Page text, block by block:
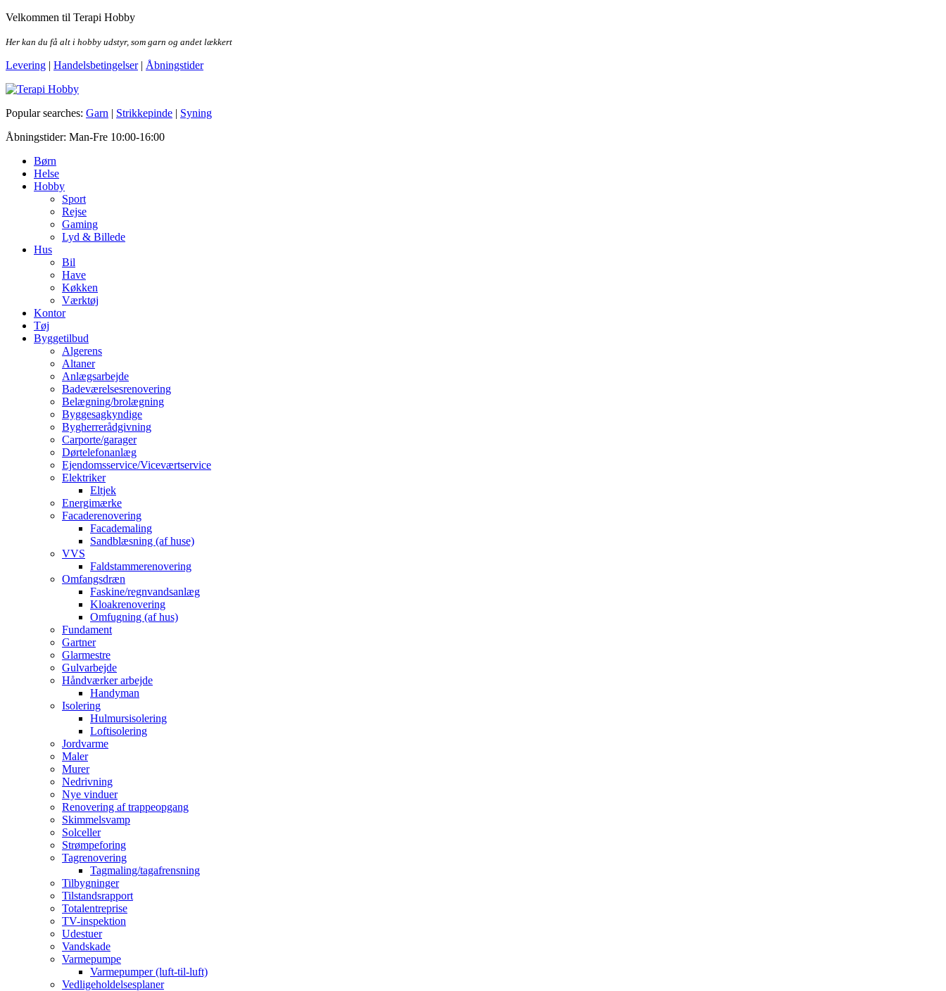
Skip
the
Velkommen til Terapi Hobby
Her kan du få alt i hobby udstyr, som garn og andet lækkert
Levering | Handelsbetingelser| Åbningstider
Terapi Hobby
Popular searches: Garn | Strikkepinde | Syning
Åbningstider: Man-Fre 10:00-16:00
Børn
Helse
Hobby
Sport
Rejse
Gaming
Lyd & Billede
Hus
Bil
Have
Køkken
Værktøj
Kontor
Tøj
Byggetilbud
Algerens
Altaner
Anlægsarbejde
Badeværelsesrenovering
Belægning/brolægning
Byggesagkyndige
Bygherrerådgivning
Carporte/garager
Dørtelefonanlæg
Ejendomsservice/Viceværtservice
Elektriker
Eltjek
Energimærke
Facaderenovering
Facademaling
Sandblæsning (af huse)
VVS
Faldstammerenovering
Omfangsdræn
Faskine/regnvandsanlæg
Kloakrenovering
Omfugning (af hus)
Fundament
Gartner
Glarmestre
Gulvarbejde
Håndværker arbejde
Handyman
Isolering
Hulmursisolering
Loftisolering
Jordvarme
Maler
Murer
Nedrivning
Nye vinduer
Renovering af trappeopgang
Skimmelsvamp
Solceller
Strømpeforing
Tagrenovering
Tagmaling/tagafrensning
Tilbygninger
Tilstandsrapport
Totalentreprise
TV-inspektion
Udestuer
Vandskade
Varmepumpe
Varmepumper (luft-til-luft)
Vedligeholdelsesplaner